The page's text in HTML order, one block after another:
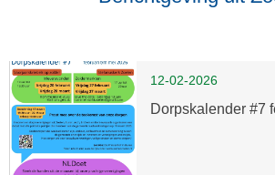
12-02-2026
Dorpskalender #7